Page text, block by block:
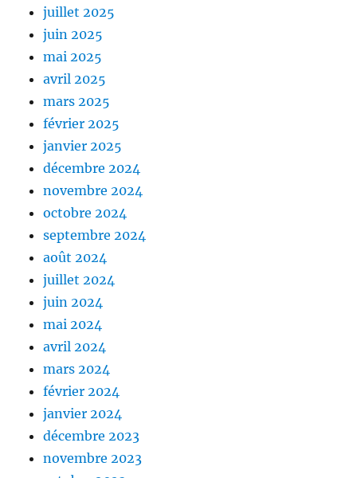
juillet 2025
juin 2025
mai 2025
avril 2025
mars 2025
février 2025
janvier 2025
décembre 2024
novembre 2024
octobre 2024
septembre 2024
août 2024
juillet 2024
juin 2024
mai 2024
avril 2024
mars 2024
février 2024
janvier 2024
décembre 2023
novembre 2023